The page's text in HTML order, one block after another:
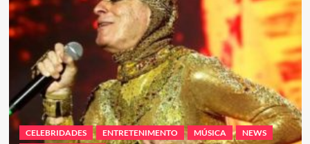
CELEBRIDADES ENTRETENIMENTO MÚSICA
NEWS